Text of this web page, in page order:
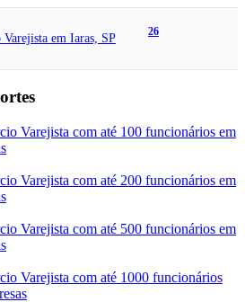
em Iaras, SP
26
Varejista com até 100 funcionários em
Varejista com até 200 funcionários em
Varejista com até 500 funcionários em
Varejista com até 1000 funcionários